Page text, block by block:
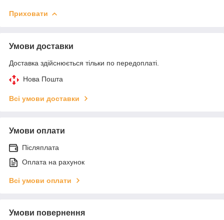
Приховати
Умови доставки
Доставка здійснюється тільки по передоплаті.
Нова Пошта
Всі умови доставки
Умови оплати
Післяплата
Оплата на рахунок
Всі умови оплати
Умови повернення